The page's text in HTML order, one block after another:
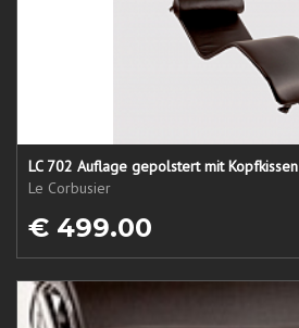
LC 702 Auflage gepolstert mit Kopfkissen
Le Corbusier
€ 499.00